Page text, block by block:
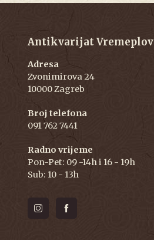
Antikvarijat Vremeplov
Adresa
Zvonimirova 24
10000 Zagreb
Broj telefona
091 762 7441
Radno vrijeme
Pon-Pet: 09 -14h i 16 - 19h
Sub: 10 - 13h